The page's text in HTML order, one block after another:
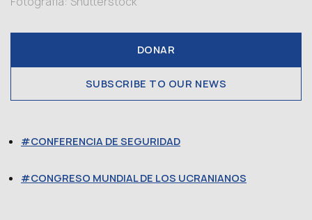
DONAR
SUBSCRIBE TO OUR NEWS
CONFERENCIA DE SEGURIDAD
CONGRESO MUNDIAL DE LOS UCRANIANOS